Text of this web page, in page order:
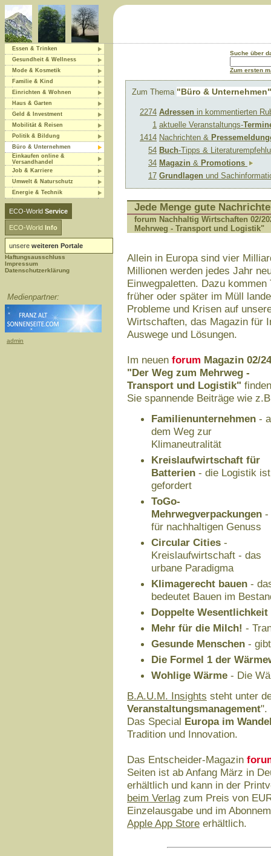
Essen & Trinken
Gesundheit & Wellness
Mode & Kosmetik
Familie & Kind
Einrichten & Wohnen
Haus & Garten
Geld & Investment
Mobilität & Reisen
Politik & Bildung
Büro & Unternehmen
Einkaufen online &
Versandhandel
Job & Karriere
Umwelt & Naturschutz
Energie & Technik
ECO-World Service
ECO-World Info
unsere weiteren Portale
Haftungsausschluss
Impressum
Datenschutzerklärung
Medienpartner:
admin
Suche über
Zum ersten
Zum Thema "Büro & Unternehmen"
2274 Adressen in kommentierten
1 aktuelle Veranstaltungs-
1414 Nachrichten &
54 Buch-Tipps &
34 Magazin & Promotions
17 Grundlagen und
Jede Menge gute
forum Nachhaltig Wirtschaften 02/
Mehrweg - Transport und Logistik"
Allein in Europa sind vier
Millionen werden jedes Jahr
Einwegpaletten. Dazu
früher oder später im Müll
Probleme und Krisen auf
Wirtschaften, das Magazin für
Auswege und Lösungen.
Im neuen forum Magazin 02/24
"Der Weg zum Mehrweg -
Transport und Logistik" finden
Sie spannende Beiträge wie
Familienunternehmen -
dem Weg zur
Klimaneutralität
Kreislaufwirtschaft für
Batterien - die Logistik ist
gefordert
ToGo-
Mehrwegverpackungen -
für nachhaltigen Genuss
Circular Cities -
Kreislaufwirtschaft - das
urbane Paradigma
Klimagerecht bauen -
bedeutet Bauen im
Doppelte Wesentlichkeit
Mehr für die Milch! -
Gesunde Menschen -
Die Formel 1 der
Wohlige Wärme - Die
B.A.U.M. Insights steht unter
Veranstaltungsmanagement".
Das Special Europa im
Tradition und Innovation.
Das Entscheider-Magazin
Seiten ist ab Anfang März in
erhältlich und kann in der
beim Verlag zum Preis von
Einzelausgabe und im
Apple App Store erhältlich.